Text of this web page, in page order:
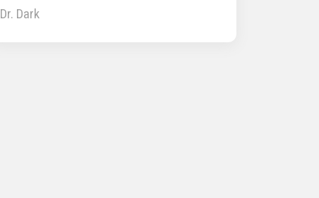
Dr. Dark